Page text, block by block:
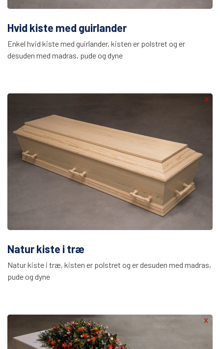
Hvid kiste med guirlander
Enkel hvid kiste med guirlander, kisten er polstret og er
desuden med madras, pude og dyne
Natur kiste i træ
Natur kiste i træ, kisten er polstret og er desuden med madras,
pude og dyne